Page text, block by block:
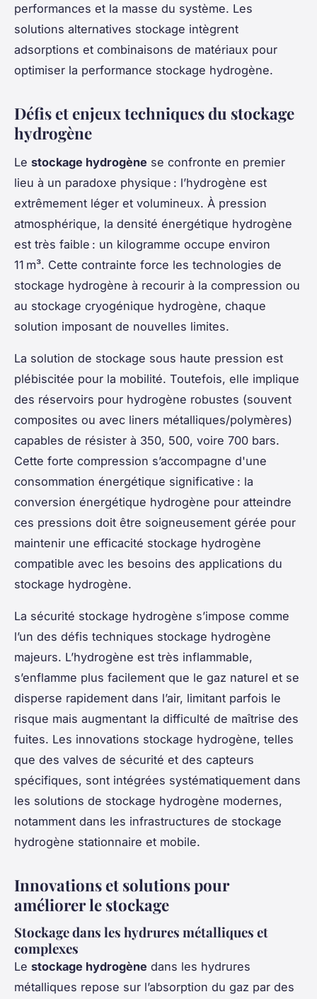
performances et la masse du système. Les
solutions alternatives stockage intègrent
adsorptions et combinaisons de matériaux pour
optimiser la performance stockage hydrogène.
Défis et enjeux techniques du stockage
hydrogène
Le stockage hydrogène se confronte en premier
lieu à un paradoxe physique : l’hydrogène est
extrêmement léger et volumineux. À pression
atmosphérique, la densité énergétique hydrogène
est très faible : un kilogramme occupe environ
11 m³. Cette contrainte force les technologies de
stockage hydrogène à recourir à la compression ou
au stockage cryogénique hydrogène, chaque
solution imposant de nouvelles limites.
La solution de stockage sous haute pression est
plébiscitée pour la mobilité. Toutefois, elle implique
des réservoirs pour hydrogène robustes (souvent
composites ou avec liners métalliques/polymères)
capables de résister à 350, 500, voire 700 bars.
Cette forte compression s’accompagne d'une
consommation énergétique significative : la
conversion énergétique hydrogène pour atteindre
ces pressions doit être soigneusement gérée pour
maintenir une efficacité stockage hydrogène
compatible avec les besoins des applications du
stockage hydrogène.
La sécurité stockage hydrogène s’impose comme
l’un des défis techniques stockage hydrogène
majeurs. L’hydrogène est très inflammable,
s’enflamme plus facilement que le gaz naturel et se
disperse rapidement dans l’air, limitant parfois le
risque mais augmentant la difficulté de maîtrise des
fuites. Les innovations stockage hydrogène, telles
que des valves de sécurité et des capteurs
spécifiques, sont intégrées systématiquement dans
les solutions de stockage hydrogène modernes,
notamment dans les infrastructures de stockage
hydrogène stationnaire et mobile.
Innovations et solutions pour
améliorer le stockage
Stockage dans les hydrures métalliques et
complexes
Le stockage hydrogène dans les hydrures
métalliques repose sur l’absorption du gaz par des